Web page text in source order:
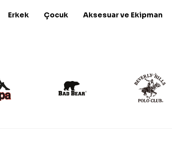
Erkek Çocuk Aksesuar ve Ekipman